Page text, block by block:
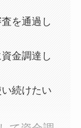
を通過し
金調達し
続けたい